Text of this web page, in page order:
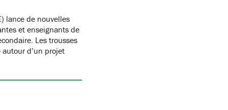
lance de nouvelles
et enseignants de
Les trousses
d’un projet